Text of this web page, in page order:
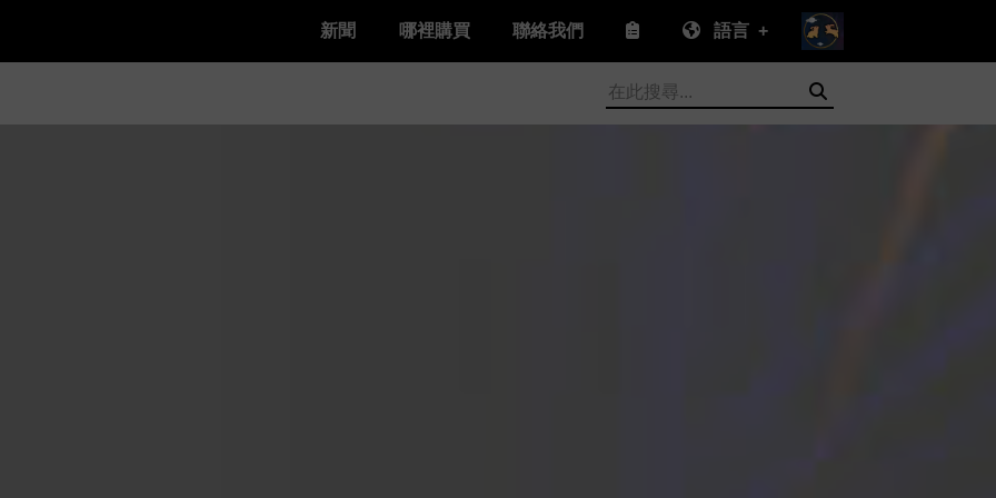
新聞 哪裡購買 聯絡我們 語言